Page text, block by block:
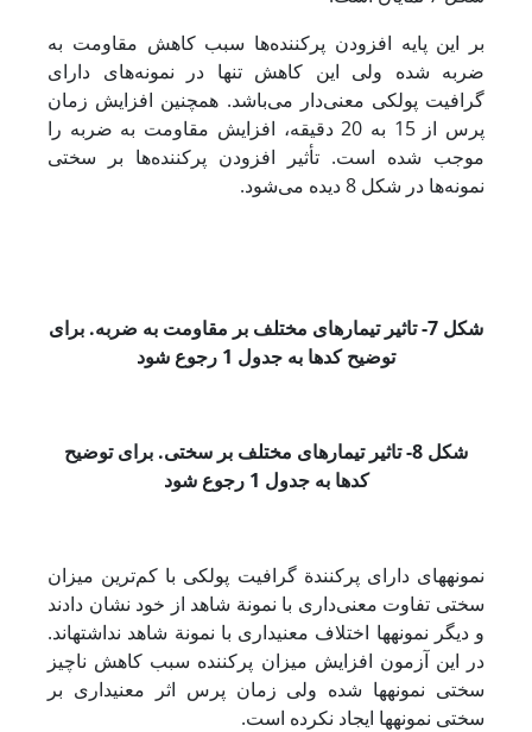
بر این پایه افزودن پرکننده‌ها سبب کاهش مقاومت به
ضربه شده ولی این کاهش تنها در نمونه‌های دارای
گرافیت پولکی معنی‌دار می‌باشد. همچنین افزایش زمان
پرس از 15 به 20 دقیقه، افزایش مقاومت به ضربه را
موجب شده است. تأثیر افزودن پرکننده‌ها بر سختی
نمونه‌ها در شکل 8 دیده می‌­شود.
شکل 7- تاثیر تیمارهای مختلف بر مقاومت به ضربه. برای
توضیح کدها به جدول 1 رجوع شود
شکل 8- تاثیر تیمارهای مختلف بر سختی. برای توضیح
کدها بهجدول 1 رجوع شود
نمونه­های دارای پرکنندة گرافیت پولکی با کم‌ترین میزان
سختی تفاوت معنی‌داری با نمونة شاهد از خود نشان دادند
و دیگر نمونه­ها اختلاف معنی­داری با نمونة شاهد نداشته­اند.
در این آزمون افزایش میزان پرکننده سبب کاهش ناچیز
سختی نمونه­ها شده ولی زمان پرس اثر معنی­داری بر
سختی نمونه­ها ایجاد نکرده است.